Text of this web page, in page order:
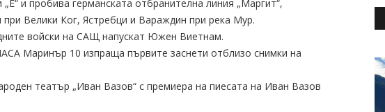
и пробива германската отбранителна линия „Маргит“,
при Велики Ког, Ястребци и Вараждин при река Мур.
войски на САЩ напускат Южен Виетнам.
Маринър 10 изпраща първите заснети отблизо снимки на
театър „Иван Вазов“ с премиера на пиесата на Иван Вазов